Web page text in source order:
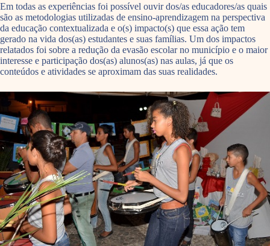
Em todas as experiências foi possível ouvir dos/as educadores/as quais
são as metodologias utilizadas de ensino-aprendizagem na perspectiva
da educação contextualizada e o(s) impacto(s) que essa ação tem
gerado na vida dos(as) estudantes e suas famílias. Um dos impactos
relatados foi sobre a redução da evasão escolar no município e o maior
interesse e participação dos(as) alunos(as) nas aulas, já que os
conteúdos e atividades se aproximam das suas realidades.